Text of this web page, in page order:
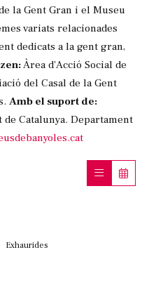
la Gent Gran i el Museu
variats relacionades
dedicats a la gent gran,
Àrea d'Acció Social de
del Casal de la Gent
Amb el suport de:
Catalunya. Departament
Exhaurides